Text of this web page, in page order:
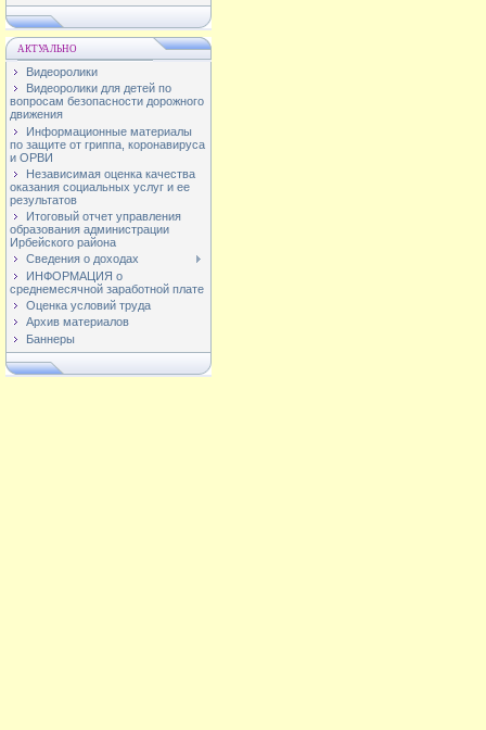
АКТУАЛЬНО
Видеоролики
Видеоролики для детей по
вопросам безопасности дорожного
движения
Информационные материалы
по защите от гриппа, коронавируса
и ОРВИ
Независимая оценка качества
оказания социальных услуг и ее
результатов
Итоговый отчет управления
образования администрации
Ирбейского района
Сведения о доходах
ИНФОРМАЦИЯ о
среднемесячной заработной плате
Оценка условий труда
Архив материалов
Баннеры